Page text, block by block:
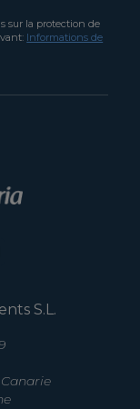
sur la protection de
Informations de
S.L.